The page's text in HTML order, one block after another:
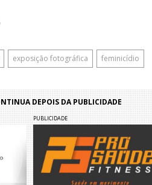
exposição fotográfica feminicídio
DEPOIS DA PUBLICIDADE
PUBLICIDADE